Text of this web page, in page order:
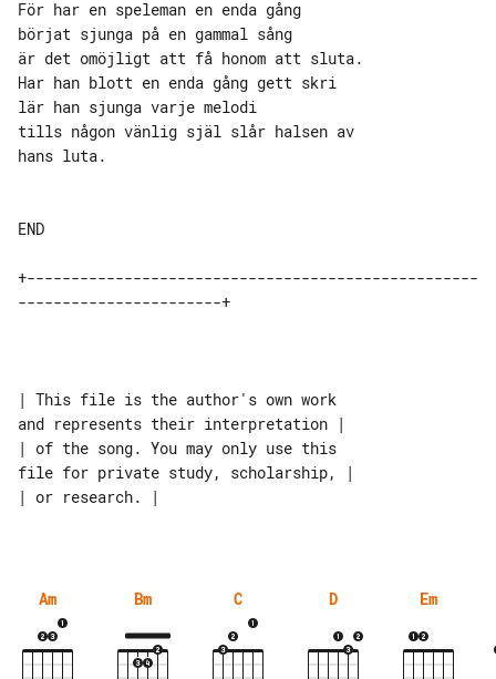
För har en speleman en enda gång
börjat sjunga på en gammal sång
är det omöjligt att få honom att sluta.
Har han blott en enda gång gett skri
lär han sjunga varje melodi
tills någon vänlig själ slår halsen av
hans luta.
END
+---------------------------------------------------
-----------------------+
| This file is the author's own work
and represents their interpretation |
| of the song. You may only use this
file for private study, scholarship, |
| or research. |
Am Bm C D Em